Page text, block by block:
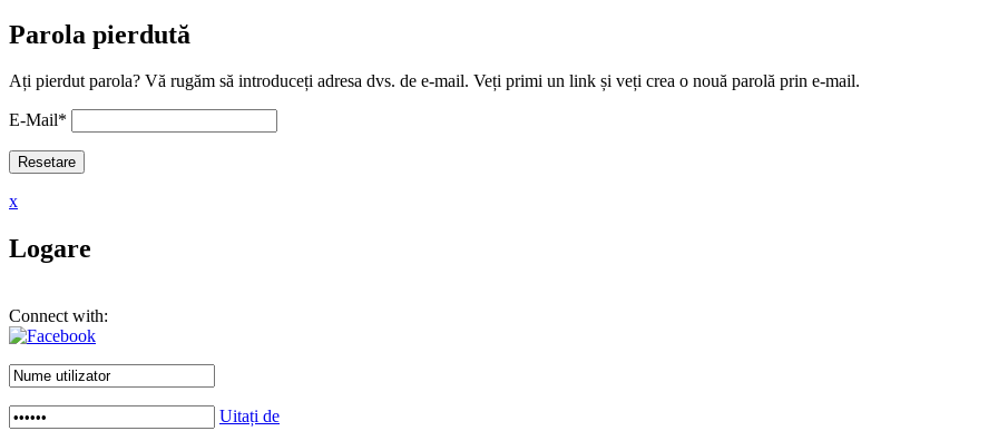
Parola pierdută
Ați pierdut parola? Vă rugăm să introduceți adresa dvs. de e-mail. Veți primi un link și veți crea o nouă parolă prin e-mail.
E-Mail*
x
Logare
Connect with:
Uitați de